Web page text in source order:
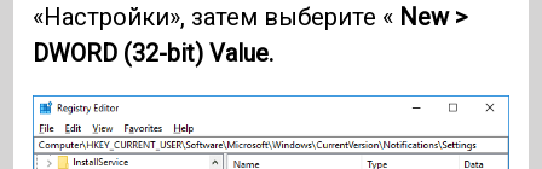
«Настройки», затем выберите « New >
DWORD (32-bit) Value.